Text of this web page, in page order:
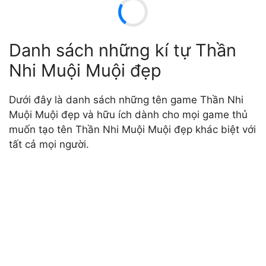
Danh sách những kí tự Thần
Nhi Muội Muội đẹp
Dưới đây là danh sách những tên game Thần Nhi
Muội Muội đẹp và hữu ích dành cho mọi game thủ
muốn tạo tên Thần Nhi Muội Muội đẹp khác biệt với
tất cả mọi người.